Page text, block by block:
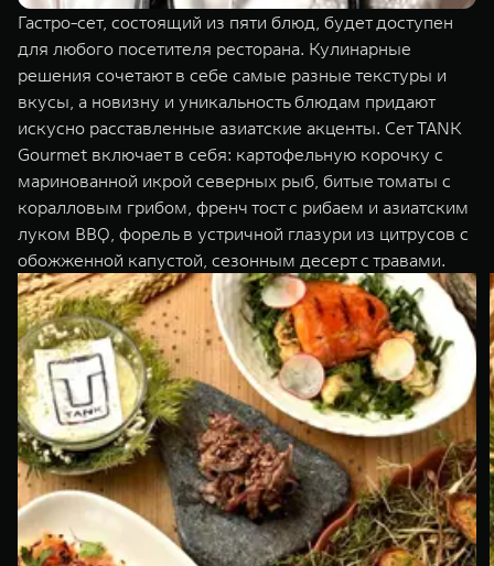
Гастро-сет, состоящий из пяти блюд, будет доступен
для любого посетителя ресторана. Кулинарные
решения сочетают в себе самые разные текстуры и
вкусы, а новизну и уникальность блюдам придают
искусно расставленные азиатские акценты. Сет TANK
Gourmet включает в себя: картофельную корочку с
маринованной икрой северных рыб, битые томаты с
коралловым грибом, френч тост с рибаем и азиатским
луком BBQ, форель в устричной глазури из цитрусов с
обожженной капустой, сезонным десерт с травами.